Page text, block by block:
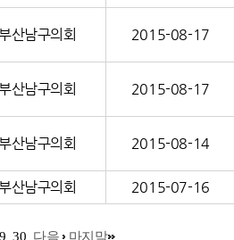
산남구의회 2015-08-17
산남구의회 2015-08-17
산남구의회 2015-08-14
산남구의회 2015-07-16
30 다음 마지막